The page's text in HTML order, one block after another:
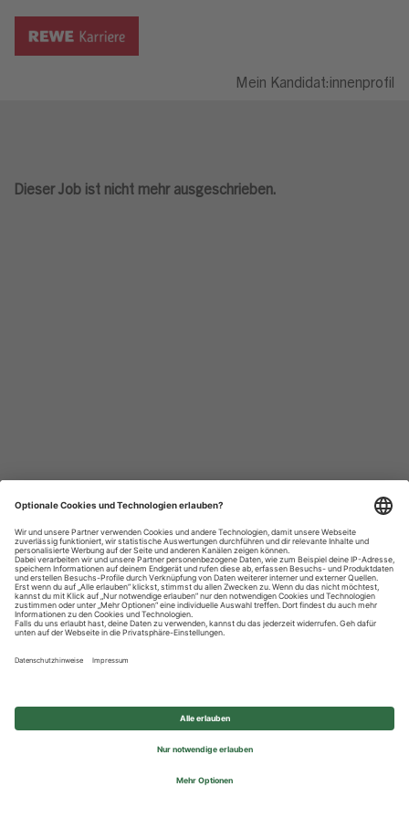
Mein Kandidat:innenprofil
Dieser Job ist nicht mehr ausgeschrieben.
Datenschutzhinweise
Impressum
Privatsphäre-Einstellungen
© 2026 REWE Group - All rights reserved